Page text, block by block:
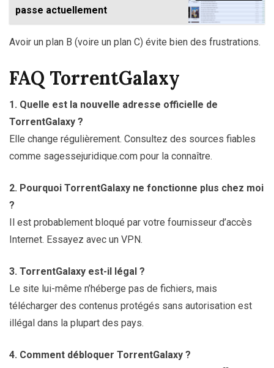
passe actuellement
Avoir un plan B (voire un plan C) évite bien des frustrations.
FAQ TorrentGalaxy
1. Quelle est la nouvelle adresse officielle de
TorrentGalaxy ?
Elle change régulièrement. Consultez des sources fiables
comme sagessejuridique.com pour la connaître.
2. Pourquoi TorrentGalaxy ne fonctionne plus chez moi
?
Il est probablement bloqué par votre fournisseur d’accès
Internet. Essayez avec un VPN.
3. TorrentGalaxy est-il légal ?
Le site lui-même n’héberge pas de fichiers, mais
télécharger des contenus protégés sans autorisation est
illégal dans la plupart des pays.
4. Comment débloquer TorrentGalaxy ?